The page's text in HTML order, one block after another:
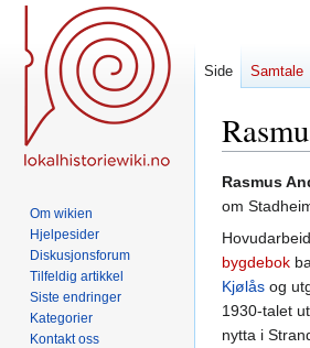
Hopp
til
navigering
Hopp
til
søk
Rasmus
om
bygdebok
Kjølås og
1930-talet
nytta i
Side Samtale
Om wikien
Hjelpesider
Diskusjonsforum
Tilfeldig artikkel
Siste endringer
Kategorier
Kontakt oss